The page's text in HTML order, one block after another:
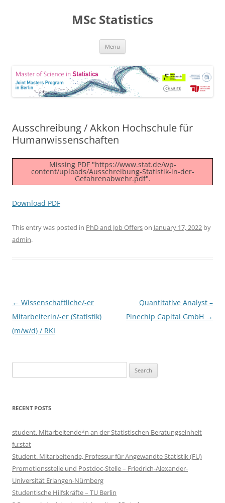
MSc Statistics
Menu
Ausschreibung / Akkon Hochschule für
Humanwissenschaften
Missing PDF "https://www.stat.de/wp-
content/uploads/Ausschreibung-Statistik-in-der-
Gefahrenabwehr.pdf".
Download PDF
This entry was posted in PhD and Job Offerson January 17, 2022 by
admin.
Post
navigation
← Wissenschaftliche/-er
Mitarbeiterin/-er (Statistik)
(m/w/d) / RKI
Quantitative Analyst –
Pinechip Capital GmbH →
for:
RECENT POSTS
student. Mitarbeitende*n an der Statistischen Beratungseinheit
fu:stat
Student. Mitarbeitende, Professur für Angewandte Statistik (FU)
Promotionsstelle und Postdoc-Stelle – Friedrich-Alexander-
Universität Erlangen-Nürnberg
Studentische Hilfskräfte – TU Berlin